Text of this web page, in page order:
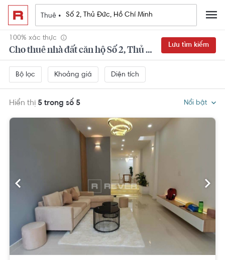
Thuê •
100% xác thực
Cho thuê nhà đất căn hộ Số 2, Thủ Đức, Hồ Chí Minh
Lưu tìm kiếm
Bộ lọc Khoảng giá Diện tích
Hiển thị 5 trong số 5 Nổi bật